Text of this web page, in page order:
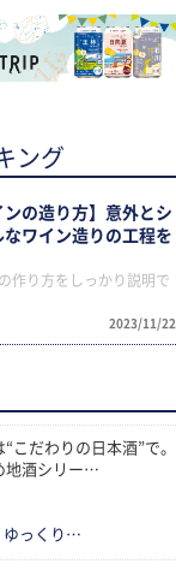
ング
ンの造り方】意外とシ
なワイン造りの工程を
2023/11/22
作り方をしっかり説明で
こだわりの日本酒”で。
地酒シリー…
ゆっくり…